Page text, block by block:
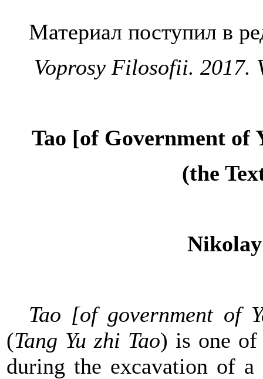
Материал поступил в
Voprosy Filosofii. 2017.
Tao [of Government of
(the
Tao [of government of
(Tang Yu zhi Tao) is one of
during the excavation of